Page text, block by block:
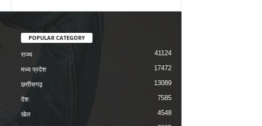
POPULAR CATEGORY
राज्य 41124
मध्य प्रदेश 17472
छत्तीसगढ़ 13089
देश 7585
खेल 4548